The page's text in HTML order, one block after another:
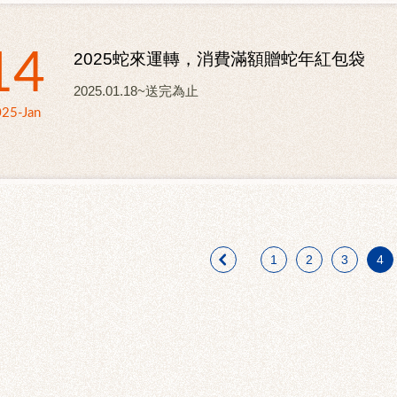
Jan
2025蛇來運轉，消費滿額贈蛇年紅包袋
2025.01.18~送完為止
1 2 3 4